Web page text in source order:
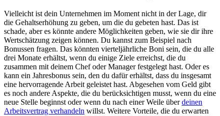
Vielleicht ist dein Unternehmen im Moment nicht in der Lage, dir
die Gehaltserhöhung zu geben, um die du gebeten hast. Das ist
schade, aber es könnte andere Möglichkeiten geben, wie sie dir ihre
Wertschätzung zeigen können. Du kannst zum Beispiel nach
Bonussen fragen. Das könnten vierteljährliche Boni sein, die du alle
drei Monate erhältst, wenn du einige Ziele erreichst, die du
zusammen mit deinem Chef oder Manager festgelegt hast. Oder es
kann ein Jahresbonus sein, den du dafür erhältst, dass du insgesamt
eine hervorragende Arbeit geleistet hast. Abgesehen vom Geld gibt
es noch andere Aspekte, die du berücksichtigen musst, wenn du eine
neue Stelle beginnst oder wenn du nach einer Weile überdeinen
Arbeitsvertrag verhandeln willst. Weitere Vorteile, die du erwarten